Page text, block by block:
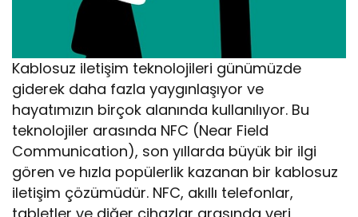
Kablosuz iletişim teknolojileri günümüzde
giderek daha fazla yaygınlaşıyor ve
hayatımızın birçok alanında kullanılıyor. Bu
teknolojiler arasında NFC (Near Field
Communication), son yıllarda büyük bir ilgi
gören ve hızla popülerlik kazanan bir kablosuz
iletişim çözümüdür. NFC, akıllı telefonlar,